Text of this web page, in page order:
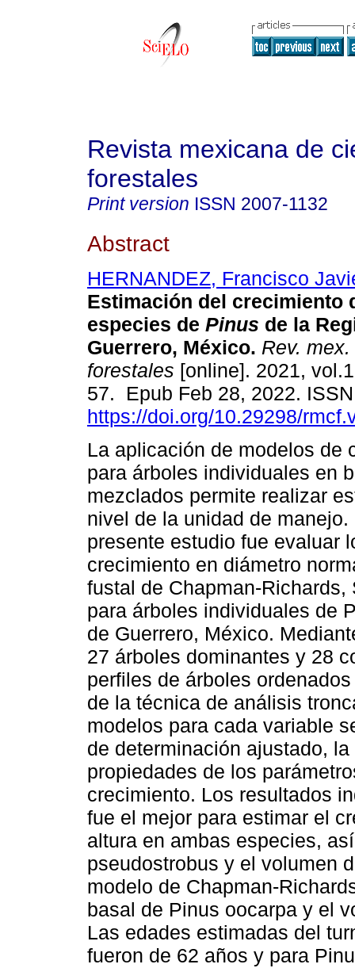
Revista mexicana de
forestales
Print version ISSN 2007-1132
Abstract
HERNANDEZ, Francisco
Estimación del crecimiento
especies de Pinus de la
Guerrero, México. Rev.
forestales [online]. 2021,
57. Epub Feb 28, 2022.
https://doi.org/10.29298/
La aplicación de modelos de
para árboles individuales en
mezclados permite realizar
nivel de la unidad de
presente estudio fue evaluar
crecimiento en diámetro
fustal de Chapman-
para árboles individuales de
de Guerrero, México.
27 árboles dominantes y 28
perfiles de árboles
de la técnica de análisis
modelos para cada variable
de determinación ajustado,
propiedades de los
crecimiento. Los resultados
fue el mejor para estimar el
altura en ambas especies,
pseudostrobus y el volumen
modelo de Chapman-
basal de Pinus oocarpa y el
Las edades estimadas del
fueron de 62 años y para